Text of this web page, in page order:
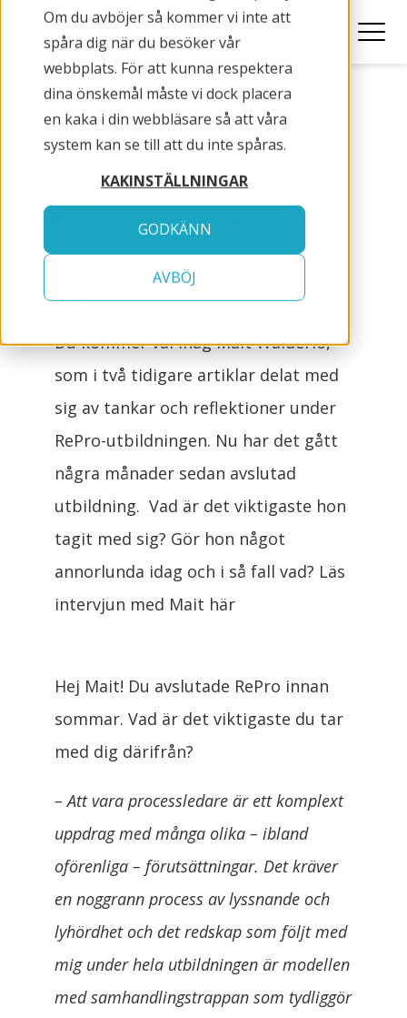
Om du avböjer så kommer vi inte att
spåra dig när du besöker vår
webbplats. För att kunna respektera
dina önskemål måste vi dock placera
en kaka i din webbläsare så att våra
system kan se till att du inte spåras.
KAKINSTÄLLNINGAR
GODKÄNN
AVBÖJ
Mait Walderlo, deltagare i
RePro: Jag känner mig
tryggare i att saker får ta
tid
Du kommer väl ihåg Mait Walderlo,
som i två tidigare artiklar delat med
sig av tankar och reflektioner under
RePro-utbildningen. Nu har det gått
några månader sedan avslutad
utbildning. Vad är det viktigaste hon
tagit med sig? Gör hon något
annorlunda idag och i så fall vad? Läs
intervjun med Mait här
Hej Mait! Du avslutade RePro innan
sommar. Vad är det viktigaste du tar
med dig därifrån?
– Att vara processledare är ett komplext
uppdrag med många olika – ibland
oförenliga – förutsättningar. Det kräver
en noggrann process av lyssnande och
lyhördhet och det redskap som följt med
mig under hela utbildningen är modellen
med samhandlingstrappan som tydliggör